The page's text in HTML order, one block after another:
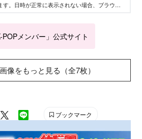
す。日時が正常に表示されない場合、ブラウザ
POPメンバー」公式サイト
像をもっと見る（全7枚）
ブックマーク